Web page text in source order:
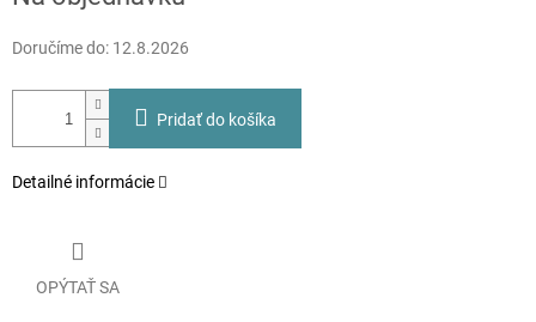
Doručíme do: 12.8.2026
Pridať do košíka
Detailné informácie
OPÝTAŤ SA